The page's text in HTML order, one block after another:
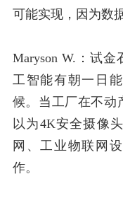
可能实现，因为数
Maryson W.： 试金
工智能有朝一日
候。当工厂在不动
以为4K安全摄像
网、工业物联网
作。